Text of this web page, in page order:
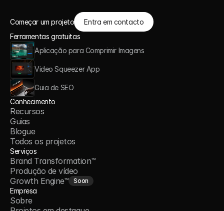
Começar um projeto
Entra em contacto
Ferramentas gratuitas
Aplicação para Comprimir Imagens
Video Squeezer App
Guia de SEO
Conhecimento
Recursos
Guias
Blogue
Todos os projetos
Serviços
Brand Transformation™
Produção de vídeo
Growth Engine™
Soon
Empresa
Sobre